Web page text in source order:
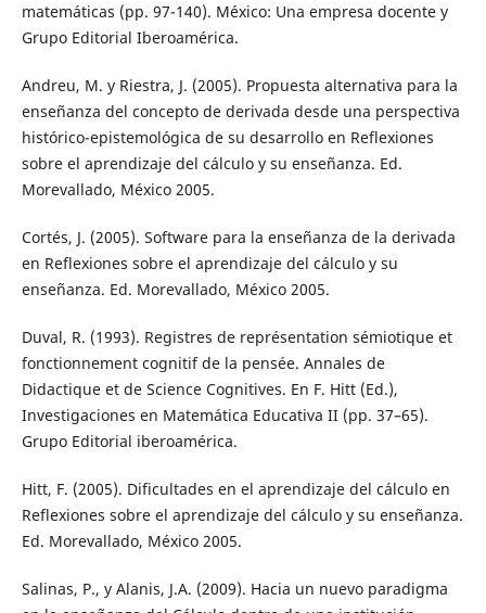
matemáticas (pp. 97-140). México: Una empresa docente y
Grupo Editorial Iberoamérica.
Andreu, M. y Riestra, J. (2005). Propuesta alternativa para la
enseñanza del concepto de derivada desde una perspectiva
histórico-epistemológica de su desarrollo en Reflexiones
sobre el aprendizaje del cálculo y su enseñanza. Ed.
Morevallado, México 2005.
Cortés, J. (2005). Software para la enseñanza de la derivada
en Reflexiones sobre el aprendizaje del cálculo y su
enseñanza. Ed. Morevallado, México 2005.
Duval, R. (1993). Registres de représentation sémiotique et
fonctionnement cognitif de la pensée. Annales de
Didactique et de Science Cognitives. En F. Hitt (Ed.),
Investigaciones en Matemática Educativa II (pp. 37–65).
Grupo Editorial iberoamérica.
Hitt, F. (2005). Dificultades en el aprendizaje del cálculo en
Reflexiones sobre el aprendizaje del cálculo y su enseñanza.
Ed. Morevallado, México 2005.
Salinas, P., y Alanis, J.A. (2009). Hacia un nuevo paradigma